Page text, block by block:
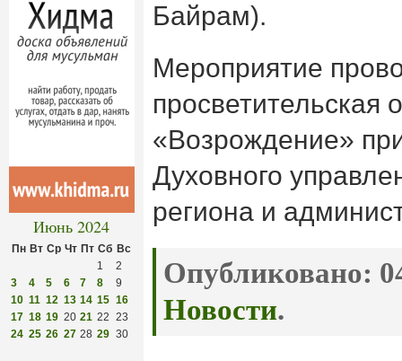
Июнь 2024
Пн Вт Ср Чт Пт Сб Вс
1
2
3
4 5 6 7 8
9
10 11 12 13 14 15 16
17 18 19 20 21 22 23
24 25 26 27 28 29 30
Байрам).
Мероприятие
просветительская
«Возрождение»
Духовного
региона и
Опубликовано:
Новости.